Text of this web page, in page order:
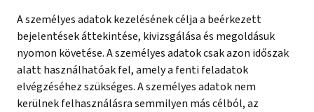
A személyes adatok kezelésének célja a beérkezett
bejelentések áttekintése, kivizsgálása és megoldásuk
nyomon követése. A személyes adatok csak azon időszak
alatt használhatóak fel, amely a fenti feladatok
elvégzéséhez szükséges. A személyes adatok nem
kerülnek felhasználásra semmilyen más célból, az